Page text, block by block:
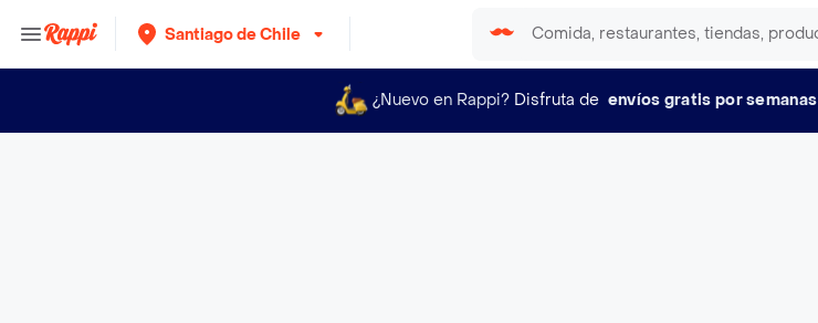
Santiago de Chile
¿Nuevo en Rappi? Disfruta de envíos gratis por semanas